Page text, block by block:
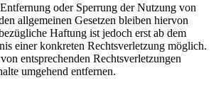
oder Sperrung der Nutzung von
allgemeinen Gesetzen bleiben hiervon
Haftung ist jedoch erst ab dem
einer konkreten Rechtsverletzung möglich.
entsprechenden Rechtsverletzungen
umgehend entfernen.